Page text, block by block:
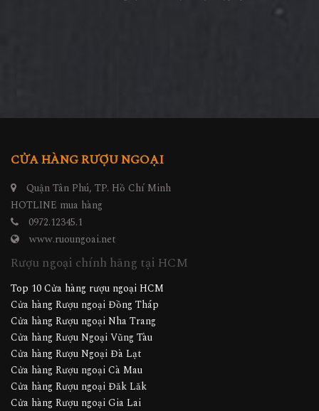
CỬA HÀNG RƯỢU NGOẠI
Quận Tân Phú, TP. Hồ Chí Minh
HOTLINE mua hàng
0972.12345.1
www.ruoungoai.net
Rượu ngoại chính hãng tại HCM
Top 10 Cửa hàng rượu ngoại HCM
Cửa hàng Rượu ngoại Đồng Tháp
Cửa hàng Rượu ngoại Nha Trang
Cửa hàng Rượu Ngoại Vũng Tàu
Cửa hàng Rượu Ngoại Đà Lạt
Cửa hàng Rượu ngoại Cà Mau
Cửa hàng Rượu ngoại Đăk Lăk
Cửa hàng Rượu ngoại Gia Lai